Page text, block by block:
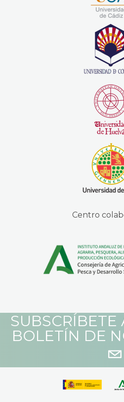
Centro
SUBSCRÍBETE
BOLETÍN DE